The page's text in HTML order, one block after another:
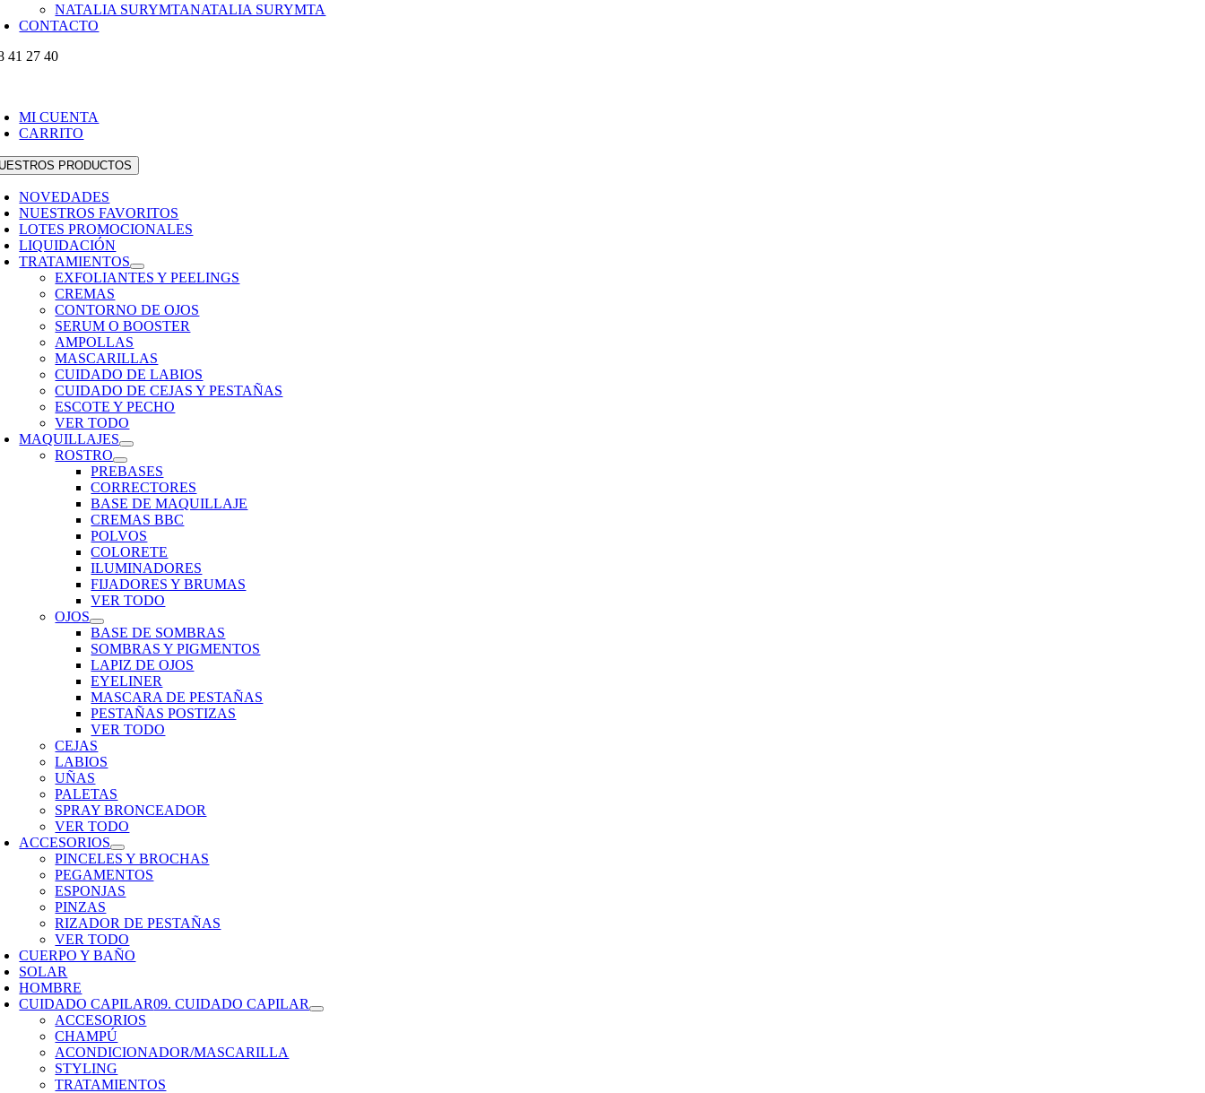
NATALIA SURYMTANATALIA SURYMTA
CONTACTO
41 27 40
MI CUENTA
CARRITO
PRODUCTOS
NOVEDADES
NUESTROS FAVORITOS
LOTES PROMOCIONALES
LIQUIDACIÓN
TRATAMIENTOS
EXFOLIANTES Y PEELINGS
CREMAS
CONTORNO DE OJOS
SERUM O BOOSTER
AMPOLLAS
MASCARILLAS
CUIDADO DE LABIOS
CUIDADO DE CEJAS Y PESTAÑAS
ESCOTE Y PECHO
VER TODO
MAQUILLAJES
ROSTRO
PREBASES
CORRECTORES
BASE DE MAQUILLAJE
CREMAS BBC
POLVOS
COLORETE
ILUMINADORES
FIJADORES Y BRUMAS
VER TODO
OJOS
BASE DE SOMBRAS
SOMBRAS Y PIGMENTOS
LAPIZ DE OJOS
EYELINER
MASCARA DE PESTAÑAS
PESTAÑAS POSTIZAS
VER TODO
CEJAS
LABIOS
UÑAS
PALETAS
SPRAY BRONCEADOR
VER TODO
ACCESORIOS
PINCELES Y BROCHAS
PEGAMENTOS
ESPONJAS
PINZAS
RIZADOR DE PESTAÑAS
VER TODO
CUERPO Y BAÑO
SOLAR
HOMBRE
CUIDADO CAPILAR09. CUIDADO CAPILAR
ACCESORIOS
CHAMPÚ
ACONDICIONADOR/MASCARILLA
STYLING
TRATAMIENTOS